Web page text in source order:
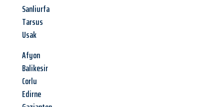
Sanliurfa
Tarsus
Usak
Afyon
Balikesir
Corlu
Edirne